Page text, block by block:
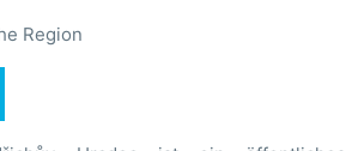
Region